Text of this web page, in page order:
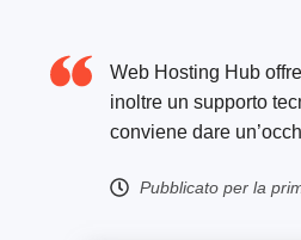
Web Hosting Hub
inoltre un supporto
conviene dare
Pubblicato per la